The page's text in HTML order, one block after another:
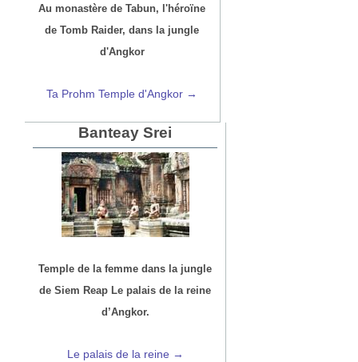
Au monastère de Tabun, l'héroïne
de Tomb Raider, dans la jungle
d'Angkor
Ta Prohm Temple d'Angkor →
Banteay Srei
Temple de la femme dans la jungle
de Siem Reap Le palais de la reine
d’Angkor.
Le palais de la reine →